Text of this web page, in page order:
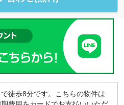
徒歩8分です。こちらの物件は